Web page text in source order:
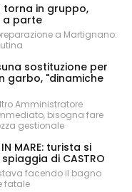
torna in gruppo,
a parte
a Martignano:
sostituzione per
garbo, "dinamiche
Amministratore
bisogna fare
gestionale
MARE: turista si
di CASTRO
facendo il bagno
fatale